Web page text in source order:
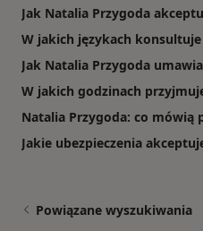
Jak Natalia Przygoda
W jakich językach
Jak Natalia Przygoda
W jakich godzinach
Natalia Przygoda: co mówią
Jakie ubezpieczenia
Powiązane wyszukiwania